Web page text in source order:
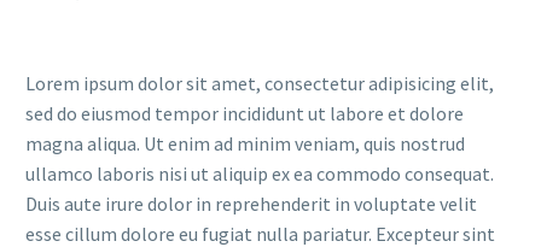
Lorem ipsum dolor sit amet, consectetur adipisicing elit,
sed do eiusmod tempor incididunt ut labore et dolore
magna aliqua. Ut enim ad minim veniam, quis nostrud
ullamco laboris nisi ut aliquip ex ea commodo consequat.
Duis aute irure dolor in reprehenderit in voluptate velit
esse cillum dolore eu fugiat nulla pariatur. Excepteur sint